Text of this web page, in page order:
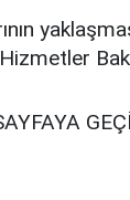
Hizmetler